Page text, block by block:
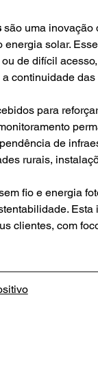
são uma inovação
solar.
de difícil
continuidade
de
rurais,
fio e energia
clientes, com